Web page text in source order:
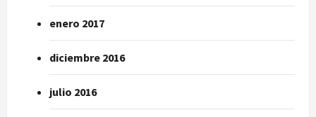
enero 2017
diciembre 2016
julio 2016